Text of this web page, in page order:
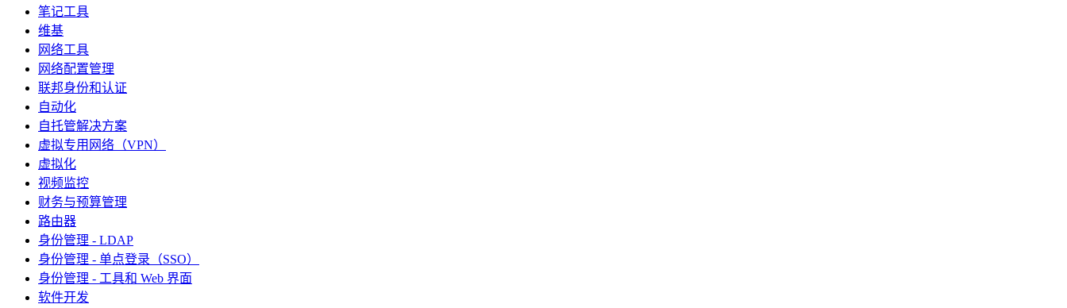
笔记工具
维基
网络工具
网络配置管理
联邦身份和认证
自动化
自托管解决方案
虚拟专用网络（VPN）
虚拟化
视频监控
财务与预算管理
路由器
身份管理 - LDAP
身份管理 - 单点登录（SSO）
身份管理 - 工具和 Web 界面
软件开发